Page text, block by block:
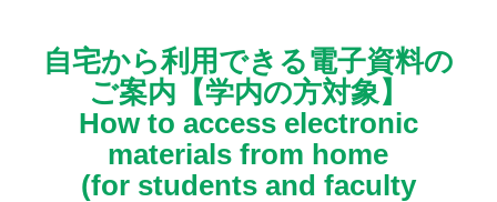
自宅から利用できる電子資料の
ご案内【学内の方対象】
How to access electronic
materials from home
(for students and faculty